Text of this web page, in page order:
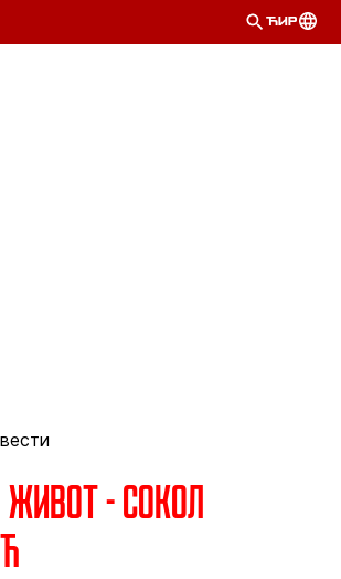
ЋИР
живот - Сокол